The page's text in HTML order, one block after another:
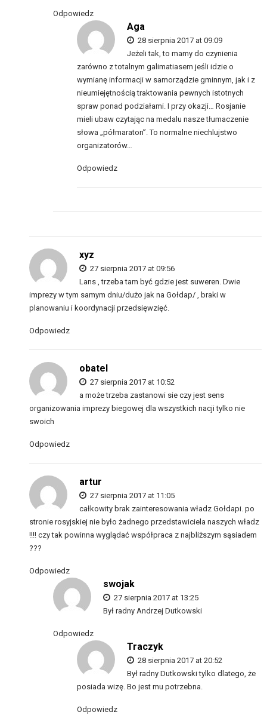
Odpowiedz
Aga
28 sierpnia 2017 at 09:09
Jeżeli tak, to mamy do czynienia
zarówno z totalnym galimatiasem jeśli idzie o
wymianę informacji w samorządzie gminnym, jak i z
nieumiejętnością traktowania pewnych istotnych
spraw ponad podziałami. I przy okazji… Rosjanie
mieli ubaw czytając na medalu nasze tłumaczenie
słowa „półmaraton”. To normalne niechlujstwo
organizatorów…
Odpowiedz
xyz
27 sierpnia 2017 at 09:56
Lans , trzeba tam być gdzie jest suweren. Dwie
imprezy w tym samym dniu/dużo jak na Gołdap/ , braki w
planowaniu i koordynacji przedsięwzięć.
Odpowiedz
obatel
27 sierpnia 2017 at 10:52
a może trzeba zastanowi sie czy jest sens
organizowania imprezy biegowej dla wszystkich nacji tylko nie
swoich
Odpowiedz
artur
27 sierpnia 2017 at 11:05
całkowity brak zainteresowania władz Gołdapi. po
stronie rosyjskiej nie było żadnego przedstawiciela naszych władz
!!!! czy tak powinna wyglądać współpraca z najbliższym sąsiadem
???
Odpowiedz
swojak
27 sierpnia 2017 at 13:25
Był radny Andrzej Dutkowski
Odpowiedz
Traczyk
28 sierpnia 2017 at 20:52
Był radny Dutkowski tylko dlatego, że
posiada wizę. Bo jest mu potrzebna.
Odpowiedz